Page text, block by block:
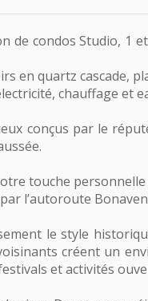
de condos Studio, 1
en quartz cascade,
chauffage et
conçus par le
touche
l’autoroute
le style
créent un
et activités